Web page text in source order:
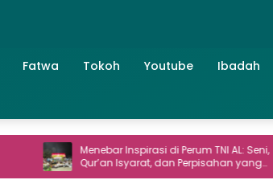
Fatwa Tokoh Youtube Ibadah
Menebar Inspirasi di Perum TNI AL: Seni,
Qur’an Isyarat, dan Perpisahan yang
Hangat